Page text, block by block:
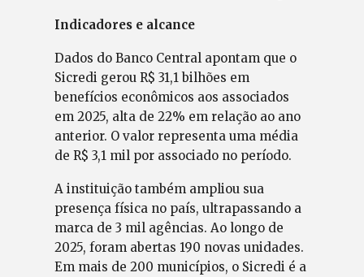
Indicadores e alcance
Dados do Banco Central apontam que o
Sicredi gerou R$ 31,1 bilhões em
benefícios econômicos aos associados
em 2025, alta de 22% em relação ao ano
anterior. O valor representa uma média
de R$ 3,1 mil por associado no período.
A instituição também ampliou sua
presença física no país, ultrapassando a
marca de 3 mil agências. Ao longo de
2025, foram abertas 190 novas unidades.
Em mais de 200 municípios, o Sicredi é a